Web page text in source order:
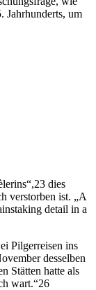
Jahrhunderts, um
dies
verstorben ist. „A
detail in a
Pilgerreisen ins
desselben
Stätten hatte als
wart.“26